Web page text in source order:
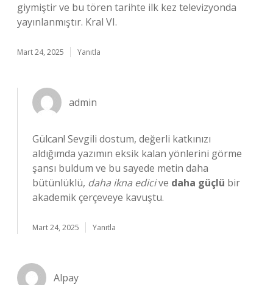
giymiştir ve bu tören tarihte ilk kez televizyonda
yayınlanmıştır. Kral VI.
Mart 24, 2025 Yanıtla
admin
Gülcan! Sevgili dostum, değerli katkınızı
aldığımda yazımın eksik kalan yönlerini görme
şansı buldum ve bu sayede metin daha
bütünlüklü, daha ikna edicive daha güçlü bir
akademik çerçeveye kavuştu.
Mart 24, 2025 Yanıtla
Alpay